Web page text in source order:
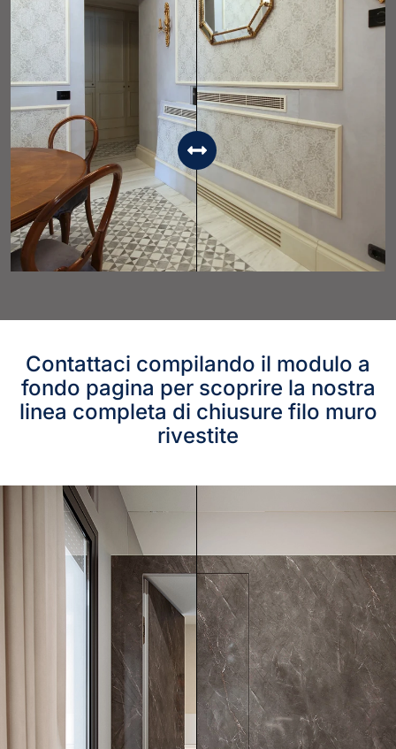
Contattaci compilando il modulo a
fondo pagina per scoprire la nostra
linea completa di chiusure filo muro
rivestite